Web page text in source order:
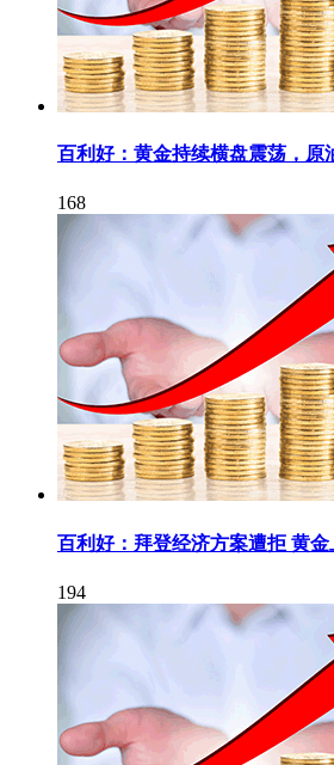
百利好：黄金持续横盘震荡，原
168
百利好：拜登经济方案遭拒 黄
194